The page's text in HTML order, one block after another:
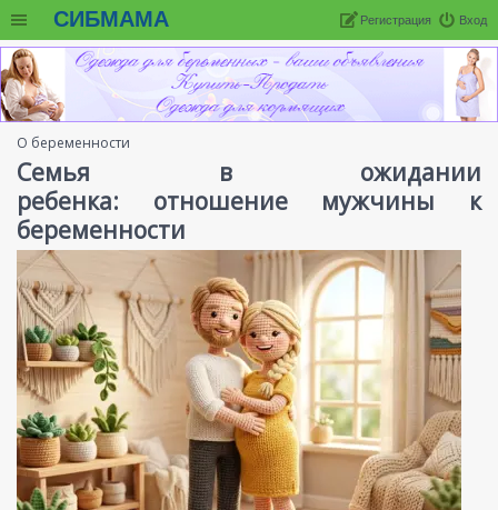
СИБМАМА Вход
Регистрация
О беременности
Семья в ожидании
ребенка: отношение мужчины к
беременности